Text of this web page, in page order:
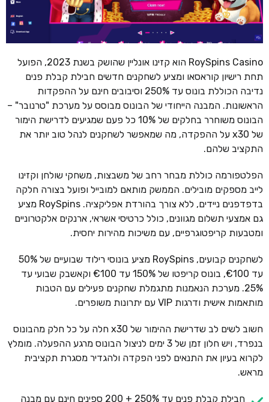
RoySpins Casino הוא קזינו אונליין שהושק בשנת 2023, הפועל
תחת רישיון קוראסאו ומציע לשחקנים חדשים חבילת קבלת פנים
נדיבה הכוללת בונוס עד 250% וסיבובים חינם על ההפקדות
הראשונות. המבנה הייחודי של הבונוס מבוסס על מערכת "טרנובר" –
הבונוס משוחרר בחלקים של 10% כל פעם שמגיעים לדרישת הימור
של x30 על ההפקדה, מה שמאפשר לשחקנים לנהל טוב יותר את
התקציב שלהם.
הפלטפורמה כוללת מבחר רחב של משבצות, משחקי שולחן וקזינו
לייב מספקים מובילים. הממשק מותאם למובייל ופועל בצורה חלקה
בדפדפנים ניידים, ללא צורך בהורדת אפליקציה. RoySpins מציע
גם אמצעי תשלום מגוונים, כולל כרטיסי אשראי, ארנקים אלקטרוניים
ומטבעות קריפטוגרפיים, עם משיכות מהירות יחסית.
לשחקנים קבועים, RoySpins מציע בונוסי רילוד שבועיים של 50%
עד €100, בונוס קריפטו של 150% עד €100 וקאשבק שבועי עד
25%. מערכת הנאמנות מתגמלת שחקנים פעילים עם הטבות
מותאמות אישית ודרגות VIP עם יתרונות משופרים.
חשוב לשים לב שדרישת ההימור של x30 חלה על כל חלק מהבונוס
בנפרד, ויש חלון זמן של 3 ימים לניצול הבונוס מרגע ההפעלה. מומלץ
לקרוא בעיון את התנאים לפני הפקדה ולהגדיר מסגרת תקציבית
מראש.
חבילת קבלת פנים עד 250% + 200 ספינים חינם עם מבנה